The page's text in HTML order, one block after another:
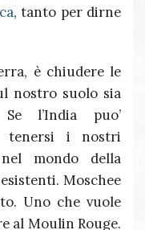
, tanto per dirne
è chiudere le
nostro suolo sia
l’India puo’
tenersi i nostri
mondo della
Moschee
Uno che vuole
al Moulin Rouge.